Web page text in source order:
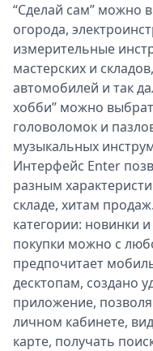
“Сделай сам” можно
огорода,
измерительные
мастерских и
автомобилей и так
хобби” можно
головоломок и
музыкальных
Интерфейс Enter
разным
складе, хитам
категории: новинки
покупки можно с
предпочитает
десктопам, создано
приложение,
личном кабинете,
карте, получать